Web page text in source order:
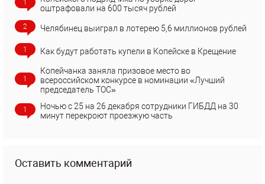
1
оштрафовали на 600 тысяч рублей
2 Челябинец выиграл в лотерею 5,6 миллионов рублей
1 Как будут работать купели в Копейске в Крещение
1
Копейчанка заняла призовое место во
всероссийском конкурсе в номинации «Лучший
председатель ТОС»
1
Ночью с 25 на 26 декабря сотрудники ГИБДД на 30
минут перекроют проезжую часть
Оставить комментарий